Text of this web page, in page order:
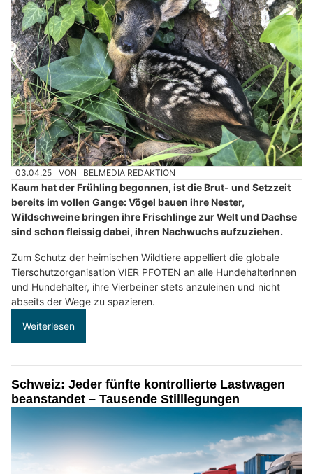
03.04.25 VON BELMEDIA REDAKTION
Kaum hat der Frühling begonnen, ist die Brut- und Setzzeit
bereits im vollen Gange: Vögel bauen ihre Nester,
Wildschweine bringen ihre Frischlinge zur Welt und Dachse
sind schon fleissig dabei, ihren Nachwuchs aufzuziehen.
Zum Schutz der heimischen Wildtiere appelliert die globale
Tierschutzorganisation VIER PFOTEN an alle Hundehalterinnen
und Hundehalter, ihre Vierbeiner stets anzuleinen und nicht
abseits der Wege zu spazieren.
Weiterlesen
Schweiz: Jeder fünfte kontrollierte Lastwagen
beanstandet – Tausende Stilllegungen